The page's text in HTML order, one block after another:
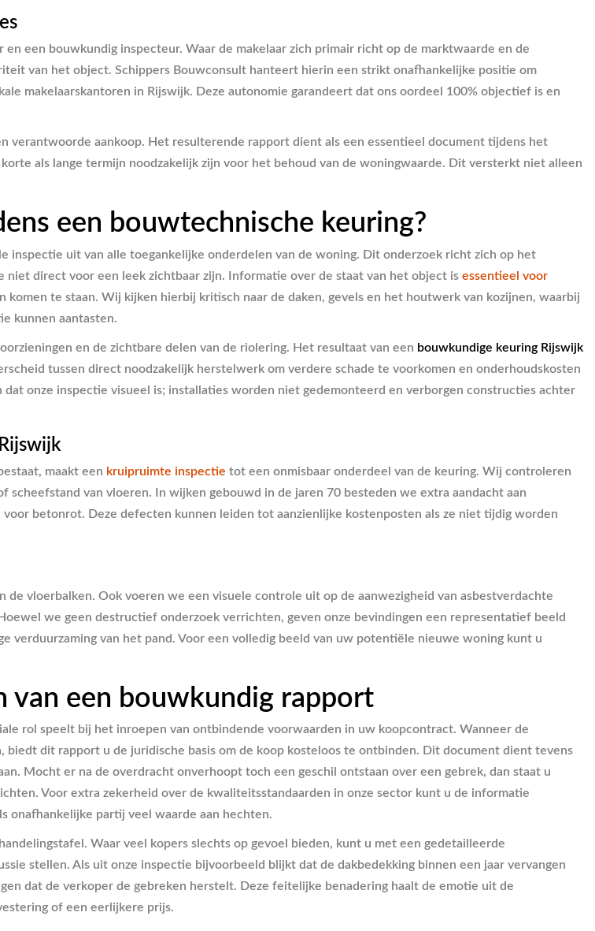
een bouwkundig inspecteur. Waar de makelaar zich primair richt op de marktwaarde en de
van het object. Schippers Bouwconsult hanteert hierin een strikt onafhankelijke positie om
makelaarskantoren in Rijswijk. Deze autonomie garandeert dat ons oordeel 100% objectief is en
verantwoorde aankoop. Het resulterende rapport dient als een essentieel document tijdens het
als lange termijn noodzakelijk zijn voor het behoud van de woningwaarde. Dit versterkt niet alleen
een bouwtechnische keuring?
inspectie uit van alle toegankelijke onderdelen van de woning. Dit onderzoek richt zich op het
direct voor een leek zichtbaar zijn. Informatie over de staat van het object is essentieel voor
komen te staan. Wij kijken hierbij kritisch naar de daken, gevels en het houtwerk van kozijnen, waarbij
kunnen aantasten.
en de zichtbare delen van de riolering. Het resultaat van een bouwkundige keuring Rijswijk
tussen direct noodzakelijk herstelwerk om verdere schade te voorkomen en onderhoudskosten
onze inspectie visueel is; installaties worden niet gedemonteerd en verborgen constructies achter
maakt een kruipruimte inspectie tot een onmisbaar onderdeel van de keuring. Wij controleren
van vloeren. In wijken gebouwd in de jaren 70 besteden we extra aandacht aan
betonrot. Deze defecten kunnen leiden tot aanzienlijke kostenposten als ze niet tijdig worden
vloerbalken. Ook voeren we een visuele controle uit op de aanwezigheid van asbestverdachte
we geen destructief onderzoek verrichten, geven onze bevindingen een representatief beeld
verduurzaming van het pand. Voor een volledig beeld van uw potentiële nieuwe woning kunt u
van een bouwkundig rapport
rol speelt bij het inroepen van ontbindende voorwaarden in uw koopcontract. Wanneer de
dit rapport u de juridische basis om de koop kosteloos te ontbinden. Dit document dient tevens
Mocht er na de overdracht onverhoopt toch een geschil ontstaan over een gebrek, dan staat u
Voor extra zekerheid over de kwaliteitsstandaarden in onze sector kunt u de informatie
onafhankelijke partij veel waarde aan hechten.
Waar veel kopers slechts op gevoel bieden, kunt u met een gedetailleerde
stellen. Als uit onze inspectie bijvoorbeeld blijkt dat de dakbedekking binnen een jaar vervangen
dat de verkoper de gebreken herstelt. Deze feitelijke benadering haalt de emotie uit de
of een eerlijkere prijs.